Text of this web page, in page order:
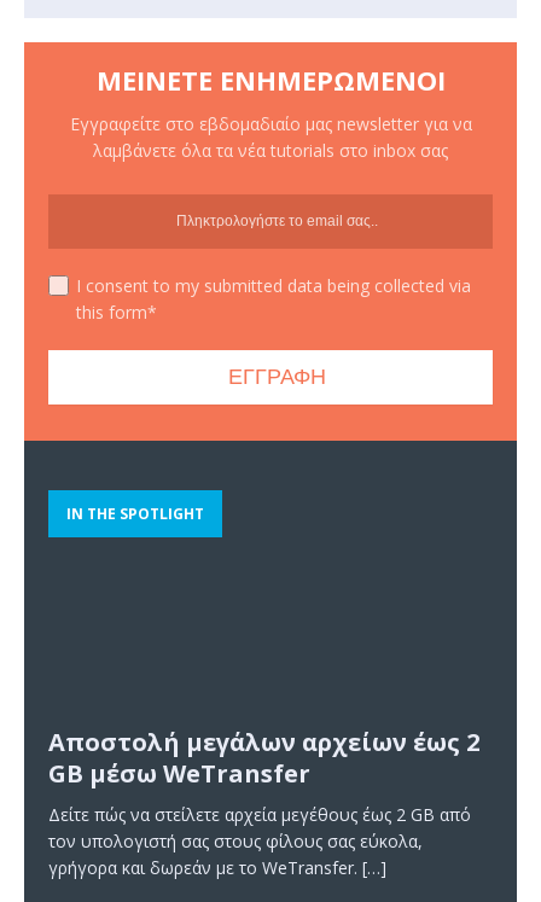
ΜΕΊΝΕΤΕ ΕΝΗΜΕΡΩΜΈΝΟΙ
Εγγραφείτε στο εβδομαδιαίο μας newsletter για να
λαμβάνετε όλα τα νέα tutorials στο inbox σας
I consent to my submitted data being collected via
this form*
IN THE SPOTLIGHT
Αποστολή μεγάλων αρχείων έως 2
GB μέσω WeTransfer
Δείτε πώς να στείλετε αρχεία μεγέθους έως 2 GB από
τον υπολογιστή σας στους φίλους σας εύκολα,
γρήγορα και δωρεάν με το WeTransfer. […]